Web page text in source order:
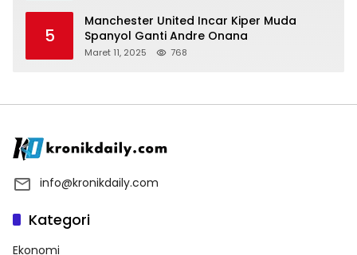
5
Manchester United Incar Kiper Muda
Spanyol Ganti Andre Onana
Maret 11, 2025 768
info@kronikdaily.com
Kategori
Ekonomi